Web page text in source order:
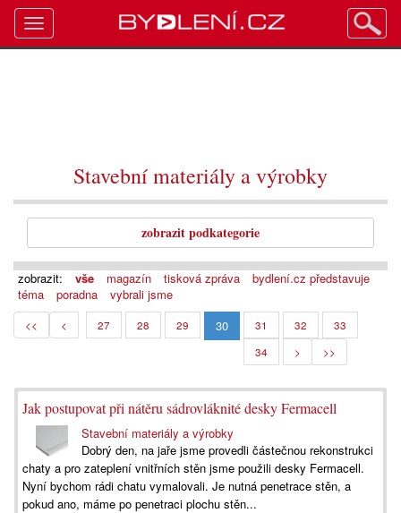
Stavební materiály a výrobky
zobrazit podkategorie
zobrazit: vše magazín tisková zpráva
bydlení.cz představuje
téma
poradna vybrali jsme
<< < 27 28 29 30 31 32
33
34
> >>
Jak postupovat při nátěru sádrovláknité desky Fermacell
Stavební materiály a výrobky
Dobrý den, na jaře jsme provedli částečnou rekonstrukci
chaty a pro zateplení vnitřních stěn jsme použili desky Fermacell.
Nyní bychom rádi chatu vymalovali. Je nutná penetrace stěn, a
pokud ano, máme po penetraci plochu stěn...
Toggle
navigation